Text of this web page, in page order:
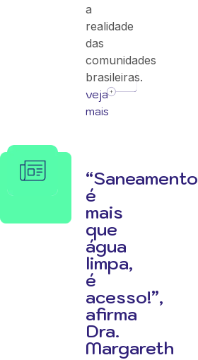
a
realidade
das
comunidades
brasileiras.
veja
mais
“Saneamento
é
mais
que
água
limpa,
é
acesso!”,
afirma
Dra.
Margareth